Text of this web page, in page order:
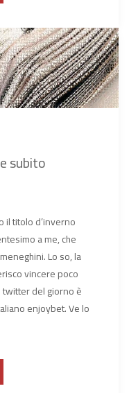
subito
il titolo d’inverno
a me, che
Lo so, la
vincere poco
del giorno è
enjoybet. Ve lo